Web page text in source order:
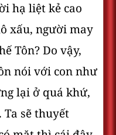
hạ liệt kẻ cao
xấu, người may
Tôn? Do vậy,
nói với con như
lại ở quá khứ,
sẽ thuyết